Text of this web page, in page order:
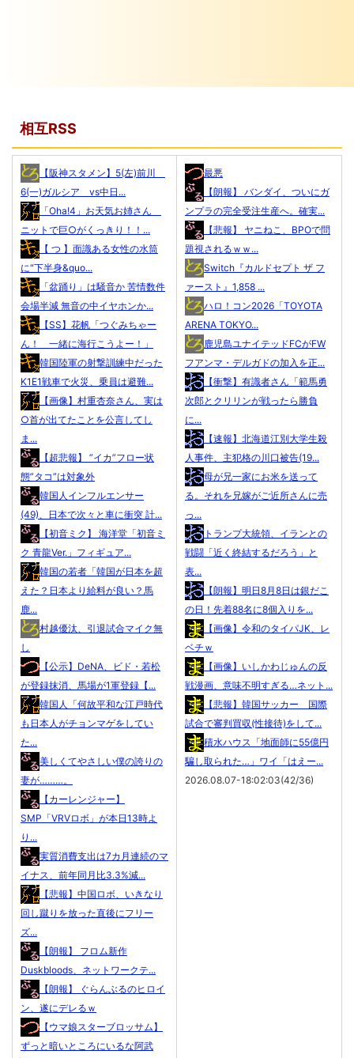
相互RSS
【阪神スタメン】5(左)前川
6(一)ガルシア vs中日...
「Oha!4」お天気お姉さん
ニットで巨○がくっきり！！...
【 つ 】面識ある女性の水筒
に"下半身&quo...
「盆踊り」は騒音か 苦情数件
会場半減 無音の中イヤホンか...
【SS】花帆「つぐみちゃー
ん！ 一緒に海行こうよー！」
韓国陸軍の射撃訓練中だった
K1E1戦車で火災、乗員は避難...
【画像】村重杏奈さん、実は
○首が出てたことを公言してし
ま...
【超悲報】 ”イカ”フロー状
態”タコ”は対象外
韓国人インフルエンサー
(49)、日本で次々と車に衝突 計...
【初音ミク】 海洋堂「初音ミ
ク 青龍Ver.」フィギュア...
韓国の若者「韓国が日本を超
えた？日本より給料が良い？馬
鹿...
村越優汰、引退試合マイク無
し
【公示】DeNA、ビド・若松
が登録抹消、馬場が1軍登録【...
韓国人「何故平和な江戸時代
も日本人がチョンマゲをしてい
た...
美しくてやさしい僕の誇りの
妻が………。
【カーレンジャー】
SMP「VRVロボ」が本日13時よ
り...
実質消費支出は7カ月連続のマ
イナス、前年同月比3.3%減...
【悲報】中国ロボ、いきなり
回し蹴りを放った直後にフリー
ズ...
【朗報】 フロム新作
Duskbloods、ネットワークテ...
【朗報】 ぐらんぶるのヒロイ
ン、遂にデレるｗ
【ウマ娘スターブロッサム】
ずっと暗いところにいるな阿武
最悪
【朗報】 バンダイ、ついにガ
ンプラの完全受注生産へ。確実...
【悲報】 ヤニねこ、BPOで問
題視されるｗｗ...
Switch『カルドセプト ザ フ
ァースト』1,858 ...
ハロ！コン2026「TOYOTA
ARENA TOKYO...
鹿児島ユナイテッドFCがFW
フアンマ・デルガドの加入を正...
【衝撃】有識者さん「範馬勇
次郎とクリリンが戦ったら勝負
に...
【速報】北海道江別大学生殺
人事件、主犯格の川口被告(19...
母が兄一家にお米を送って
る。それを兄嫁がご近所さんに売
っ...
トランプ大統領、イランとの
戦闘「近く終結するだろう」と
表...
【朗報】明日8月8日は銀だこ
の日！先着88名に8個入りを...
【画像】令和のタイパJK、レ
ベチｗ
【画像】いしかわじゅんの反
戦漫画、意味不明すぎる…ネット...
【悲報】韓国サッカー 国際
試合で審判買収(性接待)をして...
積水ハウス「地面師に55億円
騙し取られた…」ワイ「はえー...
2026.08.07-18:02:03(42/36)